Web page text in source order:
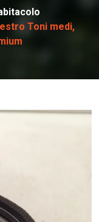
Toni medi,